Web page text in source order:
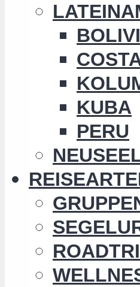
KUBA
PERU